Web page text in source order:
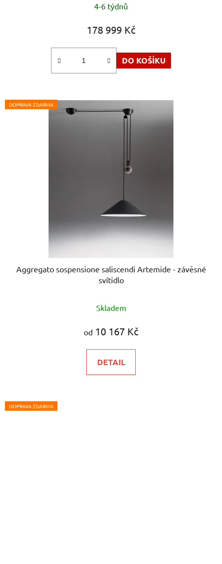
4-6 týdnů
178 999 Kč
DO KOŠÍKU
DOPRAVA ZDARMA
Aggregato sospensione saliscendi Artemide - závěsné
svítidlo
Skladem
od 10 167 Kč
DETAIL
DOPRAVA ZDARMA